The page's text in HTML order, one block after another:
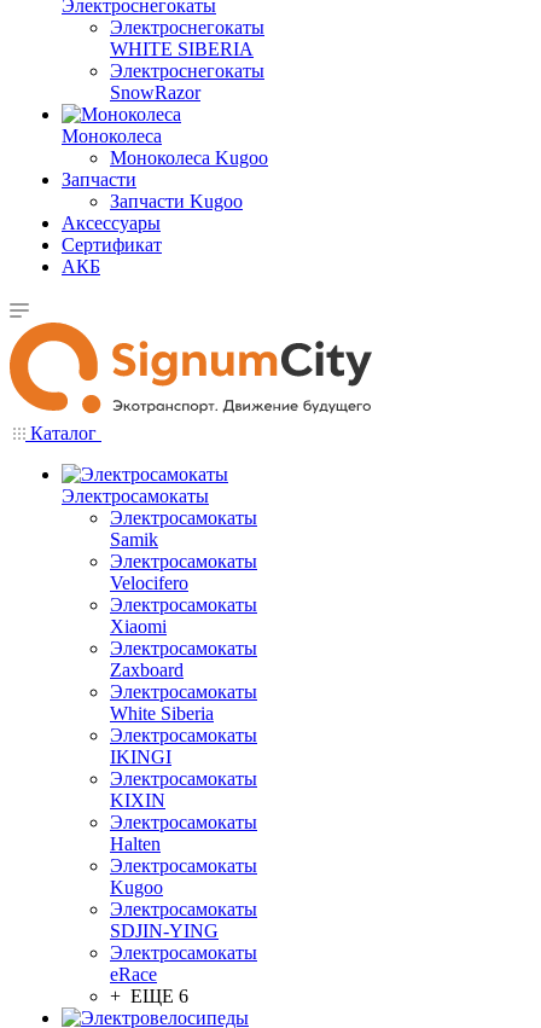
Электроснегокаты
Электроснегокаты
WHITE SIBERIA
Электроснегокаты
SnowRazor
Моноколеса
Моноколеса Kugoo
Запчасти
Запчасти Kugoo
Аксессуары
Сертификат
АКБ
Каталог
Электросамокаты
Электросамокаты
Samik
Электросамокаты
Velocifero
Электросамокаты
Xiaomi
Электросамокаты
Zaxboard
Электросамокаты
White Siberia
Электросамокаты
IKINGI
Электросамокаты
KIXIN
Электросамокаты
Halten
Электросамокаты
Kugoo
Электросамокаты
SDJIN-YING
Электросамокаты
eRace
+ ЕЩЕ 6